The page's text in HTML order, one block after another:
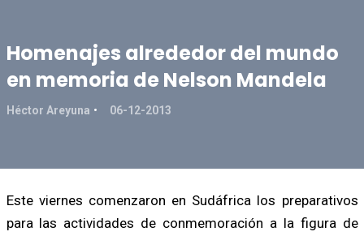
Homenajes alrededor del mundo
en memoria de Nelson Mandela
Héctor Areyuna 06-12-2013
Este viernes comenzaron en Sudáfrica los preparativos
para las actividades de conmemoración a la figura de